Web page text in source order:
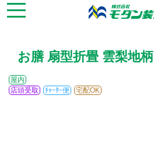
お膳 扇型折畳 雲梨地柄
屋内
店頭受取
ﾁｬｰﾀｰ便 宅配OK